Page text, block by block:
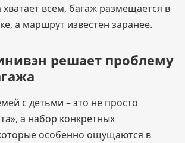
всем, багаж размещается в
а маршрут известен заранее.
решает проблему
с детьми – это не просто
а набор конкретных
особенно ощущаются в